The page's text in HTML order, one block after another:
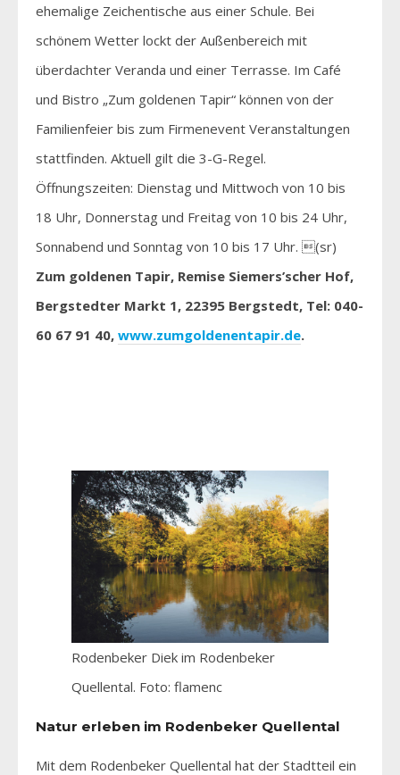
ehemalige Zeichentische aus einer Schule. Bei
schönem Wetter lockt der Außenbereich mit
überdachter Veranda und einer Terrasse. Im Café
und Bistro „Zum goldenen Tapir“ können von der
Familienfeier bis zum Firmenevent Veranstaltungen
stattfinden. Aktuell gilt die 3-G-Regel.
Öffnungszeiten: Dienstag und Mittwoch von 10 bis
18 Uhr, Donnerstag und Freitag von 10 bis 24 Uhr,
Sonnabend und Sonntag von 10 bis 17 Uhr. (sr)
Zum goldenen Tapir, Remise Siemers’scher Hof,
Bergstedter Markt 1, 22395 Bergstedt, Tel: 040-
60 67 91 40, www.zumgoldenentapir.de.
Rodenbeker Diek im Rodenbeker
Quellental. Foto: flamenc
Natur erleben im Rodenbeker Quellental
Mit dem Rodenbeker Quellental hat der Stadtteil ein